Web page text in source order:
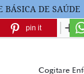
BÁSICA DE SAÚDE
pin it